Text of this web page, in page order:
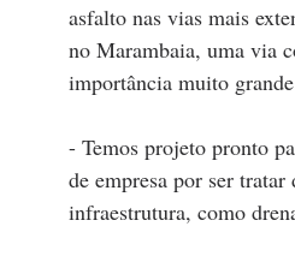
asfalto nas vias mais
no Marambaia, uma via
importância muito
- Temos projeto pronto
de empresa por ser
infraestrutura, como